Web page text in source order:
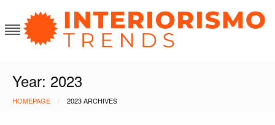
to
content
Year: 2023
HOMEPAGE 2023 ARCHIVES